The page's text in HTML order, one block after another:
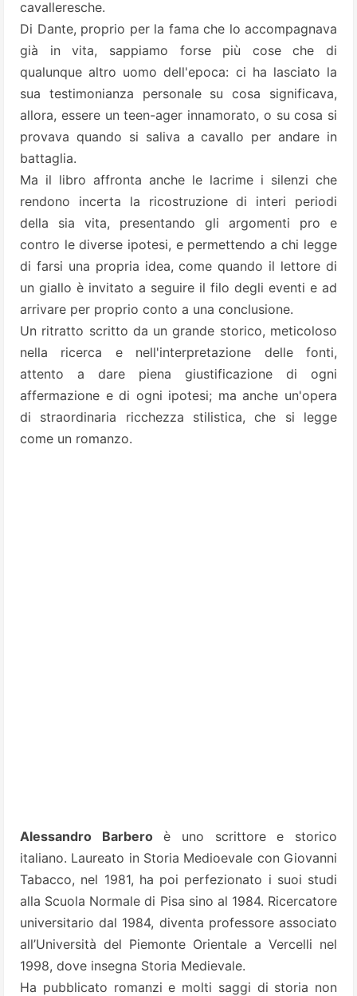
cavalleresche.
Di Dante, proprio per la fama che lo accompagnava
già in vita, sappiamo forse più cose che di
qualunque altro uomo dell'epoca: ci ha lasciato la
sua testimonianza personale su cosa significava,
allora, essere un teen-ager innamorato, o su cosa si
provava quando si saliva a cavallo per andare in
battaglia.
Ma il libro affronta anche le lacrime i silenzi che
rendono incerta la ricostruzione di interi periodi
della sia vita, presentando gli argomenti pro e
contro le diverse ipotesi, e permettendo a chi legge
di farsi una propria idea, come quando il lettore di
un giallo è invitato a seguire il filo degli eventi e ad
arrivare per proprio conto a una conclusione.
Un ritratto scritto da un grande storico, meticoloso
nella ricerca e nell'interpretazione delle fonti,
attento a dare piena giustificazione di ogni
affermazione e di ogni ipotesi; ma anche un'opera
di straordinaria ricchezza stilistica, che si legge
come un romanzo.
Alessandro Barberoè uno scrittore e storico
italiano. Laureato in Storia Medioevale con Giovanni
Tabacco, nel 1981, ha poi perfezionato i suoi studi
alla Scuola Normale di Pisa sino al 1984. Ricercatore
universitario dal 1984, diventa professore associato
all’Università del Piemonte Orientale a Vercelli nel
1998, dove insegna Storia Medievale.
Ha pubblicato romanzi e molti saggi di storia non